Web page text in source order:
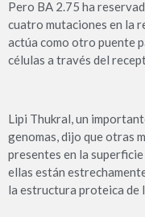
Pero BA 2.75 ha
cuatro mutaciones en la
actúa como otro puente
células a través del
Lipi Thukral, un
genomas, dijo que otras
presentes en la
ellas están
la estructura proteica de